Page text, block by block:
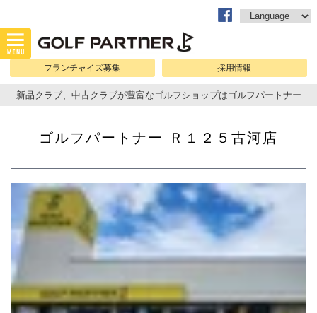
フランチャイズ募集 採用情報
新品クラブ、中古クラブが豊富なゴルフショップはゴルフパートナー
ゴルフパートナー Ｒ１２５古河店